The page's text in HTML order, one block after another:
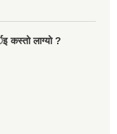
कस्तो लाग्यो ?